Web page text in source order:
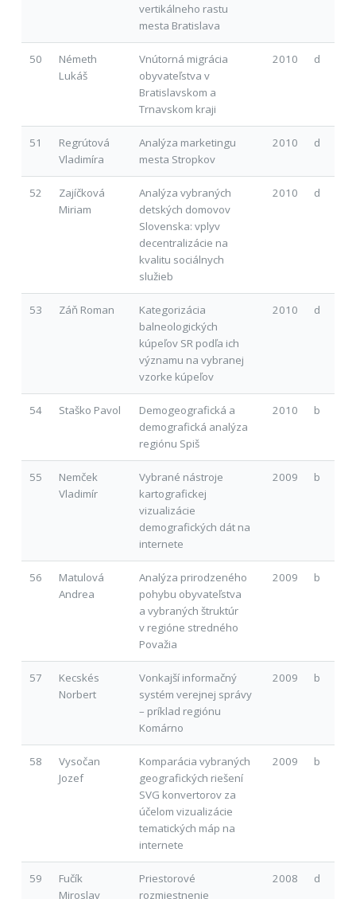
vertikálneho rastu
mesta Bratislava
50
Németh
Lukáš
Vnútorná migrácia
obyvateľstva v
Bratislavskom a
Trnavskom kraji
2010 d
51
Regrútová
Vladimíra
Analýza marketingu
mesta Stropkov
2010 d
52
Zajíčková
Miriam
Analýza vybraných
detských domovov
Slovenska: vplyv
decentralizácie na
kvalitu sociálnych
služieb
2010 d
53 Záň Roman
Kategorizácia
balneologických
kúpeľov SR podľa ich
významu na vybranej
vzorke kúpeľov
2010 d
54 Staško Pavol
Demogeografická a
demografická analýza
regiónu Spiš
2010 b
55
Nemček
Vladimír
Vybrané nástroje
kartografickej
vizualizácie
demografických dát na
internete
2009 b
56
Matulová
Andrea
Analýza prirodzeného
pohybu obyvateľstva
a vybraných štruktúr
v regióne stredného
Považia
2009 b
57
Kecskés
Norbert
Vonkajší informačný
systém verejnej správy
– príklad regiónu
Komárno
2009 b
58
Vysočan
Jozef
Komparácia vybraných
geografických riešení
SVG konvertorov za
účelom vizualizácie
tematických máp na
internete
2009 b
59
Fučík
Miroslav
Priestorové
rozmiestnenie
2008 d